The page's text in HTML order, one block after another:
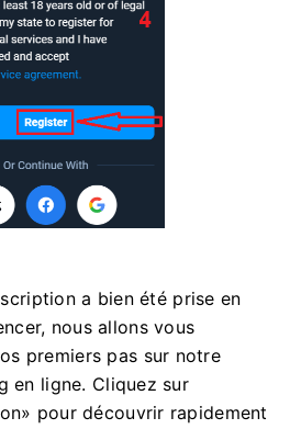
a bien été prise en
nous allons vous
premiers pas sur notre
en ligne. Cliquez sur
pour découvrir rapidement